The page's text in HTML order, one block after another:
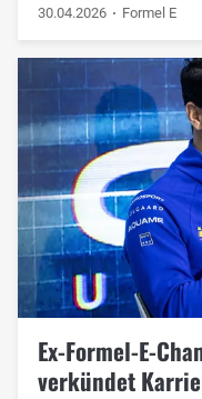
30.04.2026 Formel E
Ex-Formel-E-
verkündet